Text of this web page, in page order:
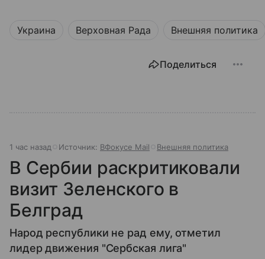
Украина Верховная Рада Внешняя политика
Поделиться
1 час назад Источник: ВФокусе Mail Внешняя политика
В Сербии раскритиковали
визит Зеленского в
Белград
Народ республики не рад ему, отметил
лидер движения "Сербская лига"